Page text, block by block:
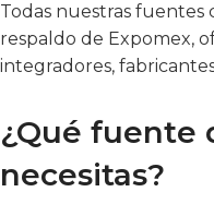
Todas nuestras
respaldo de Expomex,
integradores,
¿Qué fuente
necesitas?